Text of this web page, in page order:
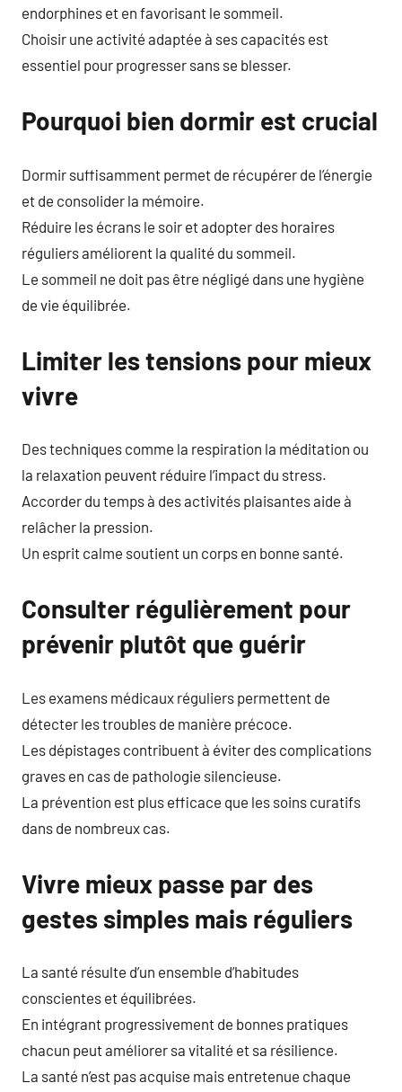
endorphines et en favorisant le sommeil.
Choisir une activité adaptée à ses capacités est
essentiel pour progresser sans se blesser.
Pourquoi bien dormir est crucial
Dormir suffisamment permet de récupérer de l’énergie
et de consolider la mémoire.
Réduire les écrans le soir et adopter des horaires
réguliers améliorent la qualité du sommeil.
Le sommeil ne doit pas être négligé dans une hygiène
de vie équilibrée.
Limiter les tensions pour mieux
vivre
Des techniques comme la respiration la méditation ou
la relaxation peuvent réduire l’impact du stress.
Accorder du temps à des activités plaisantes aide à
relâcher la pression.
Un esprit calme soutient un corps en bonne santé.
Consulter régulièrement pour
prévenir plutôt que guérir
Les examens médicaux réguliers permettent de
détecter les troubles de manière précoce.
Les dépistages contribuent à éviter des complications
graves en cas de pathologie silencieuse.
La prévention est plus efficace que les soins curatifs
dans de nombreux cas.
Vivre mieux passe par des
gestes simples mais réguliers
La santé résulte d’un ensemble d’habitudes
conscientes et équilibrées.
En intégrant progressivement de bonnes pratiques
chacun peut améliorer sa vitalité et sa résilience.
La santé n’est pas acquise mais entretenue chaque